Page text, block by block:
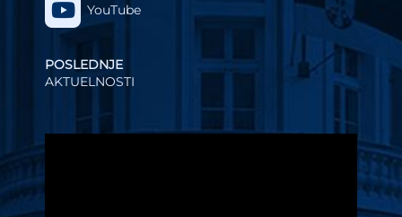
YouTube
POSLEDNJE
AKTUELNOSTI
Video